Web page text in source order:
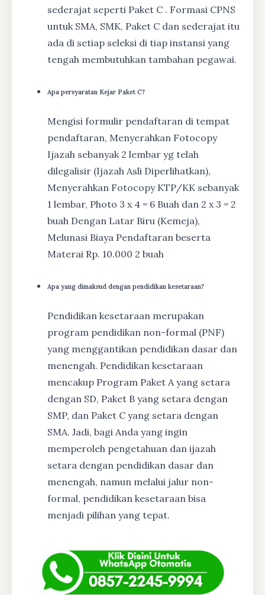
sederajat seperti Paket C . Formasi CPNS
untuk SMA, SMK, Paket C dan sederajat itu
ada di setiap seleksi di tiap instansi yang
tengah membutuhkan tambahan pegawai.
Apa persyaratan Kejar Paket C?
Mengisi formulir pendaftaran di tempat
pendaftaran, Menyerahkan Fotocopy
Ijazah sebanyak 2 lembar yg telah
dilegalisir (Ijazah Asli Diperlihatkan),
Menyerahkan Fotocopy KTP/KK sebanyak
1 lembar, Photo 3 x 4 = 6 Buah dan 2 x 3 = 2
buah Dengan Latar Biru (Kemeja),
Melunasi Biaya Pendaftaran beserta
Materai Rp. 10.000 2 buah
Apa yang dimaksud dengan pendidikan kesetaraan?
Pendidikan kesetaraan merupakan
program pendidikan non-formal (PNF)
yang menggantikan pendidikan dasar dan
menengah. Pendidikan kesetaraan
mencakup Program Paket A yang setara
dengan SD, Paket B yang setara dengan
SMP, dan Paket C yang setara dengan
SMA. Jadi, bagi Anda yang ingin
memperoleh pengetahuan dan ijazah
setara dengan pendidikan dasar dan
menengah, namun melalui jalur non-
formal, pendidikan kesetaraan bisa
menjadi pilihan yang tepat.